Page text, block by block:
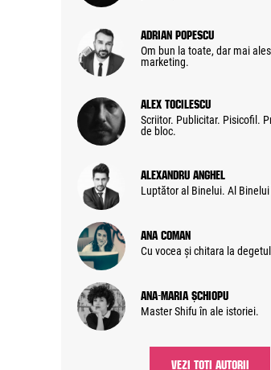
Adrian Popescu
Om bun la toate, dar mai
marketing.
Alex Tocilescu
Scriitor. Publicitar. Pisicofil.
de bloc.
Alexandru Anghel
Luptător al Binelui. Al
Ana Coman
Cu vocea și chitara la
Ana-Maria Șchiopu
Master Shifu în ale istoriei.
VEZI TOȚI AUTORII